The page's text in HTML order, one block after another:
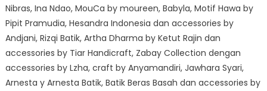
Nibras, Ina Ndao, MouCa by moureen, Babyla, Motif Hawa by
Pipit Pramudia, Hesandra Indonesia dan accessories by
Andjani, Rizqi Batik, Artha Dharma by Ketut Rajin dan
accessories by Tiar Handicraft, Zabay Collection dengan
accessories by Lzha, craft by Anyamandiri, Jawhara Syari,
Arnesta y Arnesta Batik, Batik Beras Basah dan accessories by